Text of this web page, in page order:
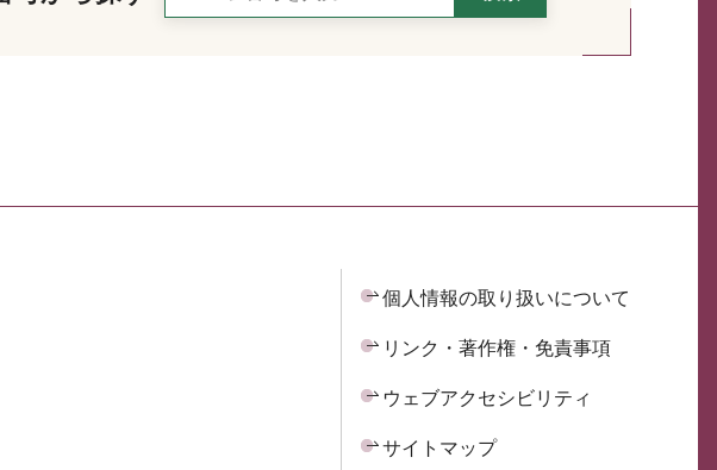
個人情報の取り扱いについて
リンク・著作権・免責事項
ウェブアクセシビリティ
サイトマップ